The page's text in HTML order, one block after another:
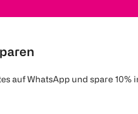
auf WhatsApp und spare 10%